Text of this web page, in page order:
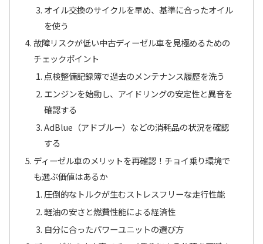
オイル交換のサイクルを早め、基準に合ったオイル
を使う
故障リスクが低い中古ディーゼル車を見極めるための
チェックポイント
点検整備記録簿で過去のメンテナンス履歴を洗う
エンジンを始動し、アイドリングの安定性と異音を
確認する
AdBlue（アドブルー）などの消耗品の状況を確認
する
ディーゼル車のメリットを再確認！チョイ乗り環境で
も選ぶ価値はあるか
圧倒的なトルクが生むストレスフリーな走行性能
軽油の安さと燃費性能による経済性
自分に合ったパワーユニットの選び方